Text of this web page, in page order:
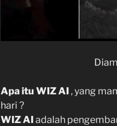
Apa itu WIZ AI , yang
hari ?
WIZ AIadalah